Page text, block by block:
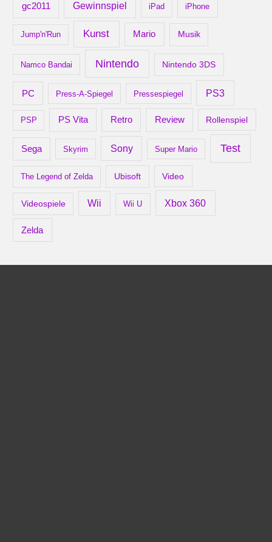
gc2011 Gewinnspiel iPad iPhone
Jump'n'Run Kunst Mario Musik
Namco Bandai Nintendo Nintendo 3DS
PC Press-A-Spiegel Pressespiegel PS3
PSP PS Vita Retro Review Rollenspiel
Sega Skyrim Sony Super Mario Test
The Legend of Zelda Ubisoft Video
Videospiele Wii Wii U Xbox 360
Zelda